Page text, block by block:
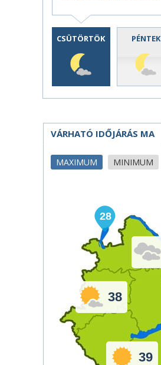
CSÜTÖRTÖK PÉNTEK
VÁRHATÓ IDŐJÁRÁS MA
38
39
28
MAXIMUM MINIMUM